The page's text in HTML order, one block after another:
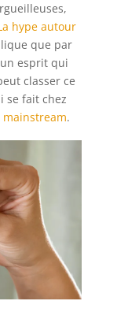
hype autour
que par
esprit qui
classer ce
se fait chez
mainstream.